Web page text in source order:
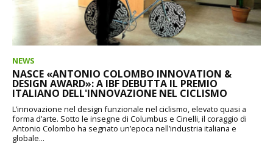
NEWS
NASCE «ANTONIO COLOMBO INNOVATION &
DESIGN AWARD»: A IBF DEBUTTA IL PREMIO
ITALIANO DELL'INNOVAZIONE NEL CICLISMO
L’innovazione nel design funzionale nel ciclismo, elevato quasi a
forma d’arte. Sotto le insegne di Columbus e Cinelli, il coraggio di
Antonio Colombo ha segnato un’epoca nell’industria italiana e
globale...